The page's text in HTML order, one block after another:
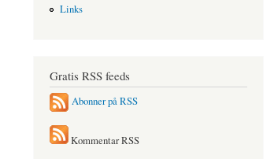
Links
Gratis RSS feeds
Abonner på RSS
Kommentar RSS